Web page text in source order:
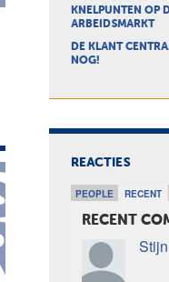
KNELPUNTEN OP
ARBEIDSMARKT
DE KLANT
NOG!
REACTIES
PEOPLE RECENT
RECENT